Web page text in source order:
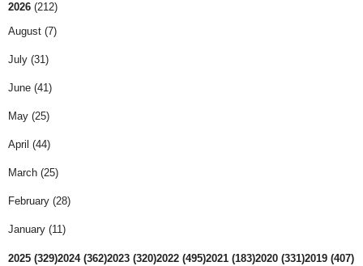
2026 (212)
August (7)
July (31)
June (41)
May (25)
April (44)
March (25)
February (28)
January (11)
2025 (329)2024 (362)2023 (320)2022 (495)2021 (183)2020 (331)2019 (407)